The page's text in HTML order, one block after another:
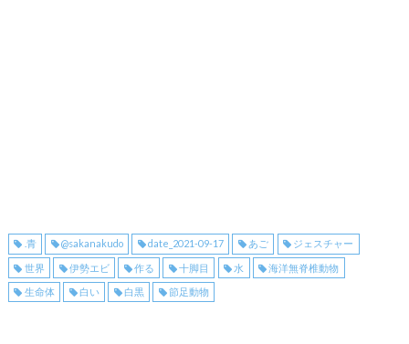
.青 @sakanakudo date_2021-09-17 あご ジェスチャー
世界 伊勢エビ 作る 十脚目 水 海洋無脊椎動物
生命体 白い 白黒 節足動物